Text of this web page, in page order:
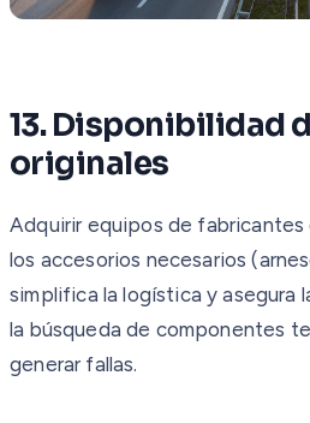
13. Disponibilidad
originales
Adquirir equipos de
los accesorios necesarios
simplifica la logística y asegura
la búsqueda de componentes
generar fallas.